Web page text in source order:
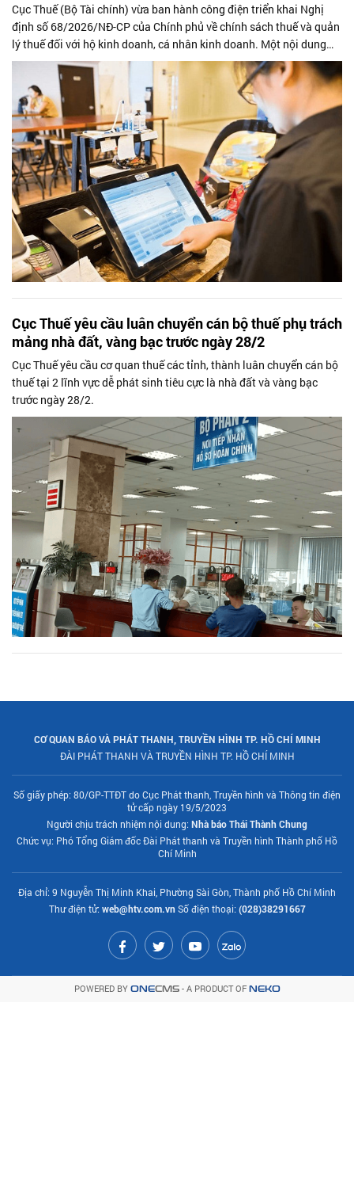
Cục Thuế (Bộ Tài chính) vừa ban hành công điện triển khai Nghị
định số 68/2026/NĐ-CP của Chính phủ về chính sách thuế và quản
lý thuế đối với hộ kinh doanh, cá nhân kinh doanh. Một nội dung
đáng chú ý...
Cục Thuế yêu cầu luân chuyển cán bộ thuế phụ trách
mảng nhà đất, vàng bạc trước ngày 28/2
Cục Thuế yêu cầu cơ quan thuế các tỉnh, thành luân chuyển cán bộ
thuế tại 2 lĩnh vực dễ phát sinh tiêu cực là nhà đất và vàng bạc
trước ngày 28/2.
CƠ QUAN BÁO VÀ PHÁT THANH, TRUYỀN HÌNH TP. HỒ CHÍ MINH
ĐÀI PHÁT THANH VÀ TRUYỀN HÌNH TP. HỒ CHÍ MINH
Số giấy phép: 80/GP-TTĐT do Cục Phát thanh, Truyền hình và Thông tin điện
tử cấp ngày 19/5/2023
Người chịu trách nhiệm nội dung: Nhà báo Thái Thành Chung
Chức vụ: Phó Tổng Giám đốc Đài Phát thanh và Truyền hình Thành phố Hồ
Chí Minh
Địa chỉ: 9 Nguyễn Thị Minh Khai, Phường Sài Gòn, Thành phố Hồ Chí Minh
Thư điện tử: web@htv.com.vnSố điện thoại: (028)38291667
POWERED BY ONECMS- A PRODUCT OF NEKO